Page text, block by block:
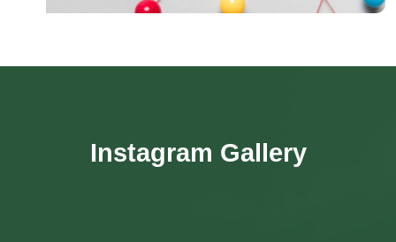
Instagram Gallery